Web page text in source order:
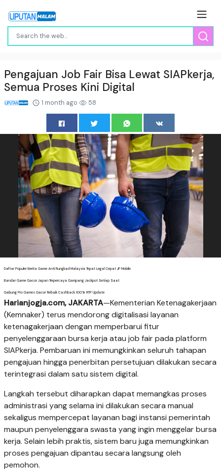
Pengajuan Job Fair Bisa Lewat SIAPkerja,
Semua Proses Kini Digital
1 month ago 58
Daftar Populer Berita Game Anti Rungkad Malaysia Tepat Legal Cepat JP Mobile
Bandar Game Gacor Japan Terpercaya Gampang Jackpot Setiap Saat
Gabung Pro Games Gacor Terbaik Cashback 100% RTP Update
Harianjogja.com, JAKARTA—Kementerian Ketenagakerjaan
(Kemnaker) terus mendorong digitalisasi layanan
ketenagakerjaan dengan memperbarui fitur
penyelenggaraan bursa kerja atau job fair pada platform
SIAPkerja. Pembaruan ini memungkinkan seluruh tahapan
pengajuan hingga penerbitan persetujuan dilakukan secara
terintegrasi dalam satu sistem digital.
Langkah tersebut diharapkan dapat memangkas proses
administrasi yang selama ini dilakukan secara manual
sekaligus mempercepat layanan bagi instansi pemerintah
maupun penyelenggara swasta yang ingin menggelar bursa
kerja. Selain lebih praktis, sistem baru juga memungkinkan
proses pengajuan dipantau secara langsung oleh
pemohon.